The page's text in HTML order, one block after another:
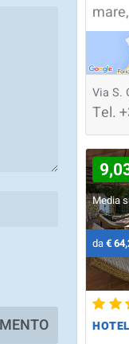
Via S.
Tel.
Media
da€